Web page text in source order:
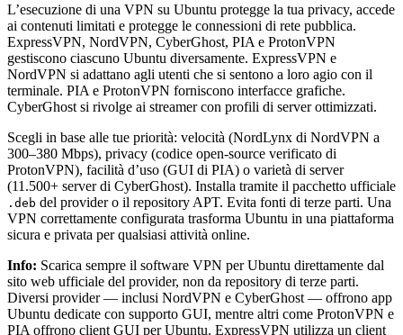
L’esecuzione di una VPN su Ubuntu protegge la tua privacy, accede
ai contenuti limitati e protegge le connessioni di rete pubblica.
ExpressVPN, NordVPN, CyberGhost, PIA e ProtonVPN
gestiscono ciascuno Ubuntu diversamente. ExpressVPN e
NordVPN si adattano agli utenti che si sentono a loro agio con il
terminale. PIA e ProtonVPN forniscono interfacce grafiche.
CyberGhost si rivolge ai streamer con profili di server ottimizzati.
Scegli in base alle tue priorità: velocità (NordLynx di NordVPN a
300–380 Mbps), privacy (codice open-source verificato di
ProtonVPN), facilità d’uso (GUI di PIA) o varietà di server
(11.500+ server di CyberGhost). Installa tramite il pacchetto ufficiale
.deb del provider o il repository APT. Evita fonti di terze parti. Una
VPN correttamente configurata trasforma Ubuntu in una piattaforma
sicura e privata per qualsiasi attività online.
Info: Scarica sempre il software VPN per Ubuntu direttamente dal
sito web ufficiale del provider, non da repository di terze parti.
Diversi provider — inclusi NordVPN e CyberGhost — offrono app
Ubuntu dedicate con supporto GUI, mentre altri come ProtonVPN e
PIA offrono client GUI per Ubuntu. ExpressVPN utilizza un client